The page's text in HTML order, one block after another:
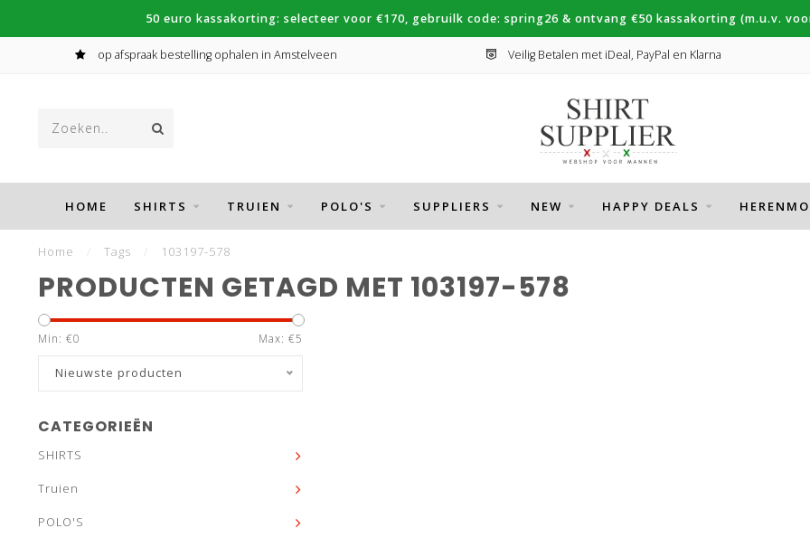
50 euro kassakorting: selecteer voor €170, gebruilk code: spring26 & ontvang €50 kassakorting (m.u.v.
op afspraak bestelling ophalen in Amstelveen Veilig Betalen met iDeal, PayPal en Klarna
HOME SHIRTS TRUIEN POLO'S SUPPLIERS NEW HAPPY DEALS
Home Tags 103197-578
PRODUCTEN GETAGD MET 103197-578
Min: €0 Max: €5
Nieuwste producten
CATEGORIEËN
SHIRTS
Truien
POLO'S